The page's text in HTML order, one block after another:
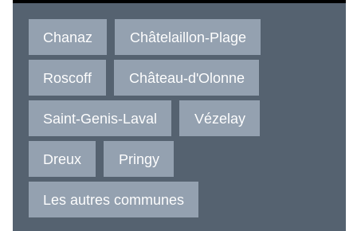
Chanaz Châtelaillon-Plage
Roscoff Château-d'Olonne
Saint-Genis-Laval Vézelay
Dreux Pringy
Les autres communes